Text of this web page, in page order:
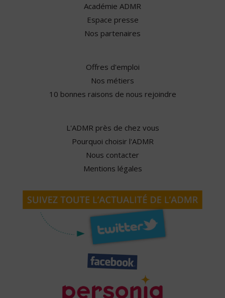
Académie ADMR
Espace presse
Nos partenaires
Offres d'emploi
Nos métiers
10 bonnes raisons de nous rejoindre
L'ADMR près de chez vous
Pourquoi choisir l'ADMR
Nous contacter
Mentions légales